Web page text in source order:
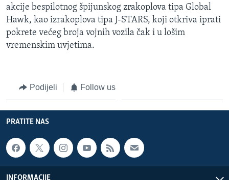
akcije bespilotnog špijunskog zrakoplova tipa Global
Hawk, kao izrakoplova tipa J-STARS, koji otkriva iprati
pokrete većeg broja vojnih vozila čak i u lošim
vremenskim uvjetima.
Podijeli Follow us
PRATITE NAS
INFORMACIJE